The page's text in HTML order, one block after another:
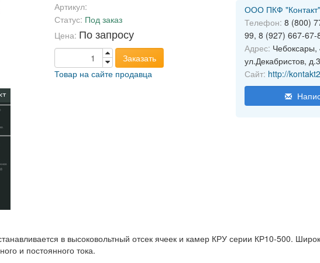
Артикул:
Статус: Под заказ
Цена: По запросу
Заказать
Товар на сайте продавца
ООО ПКФ "Контакт"
Телефон: 8 (800)
99, 8 (927) 667-67-
Адрес: Чебоксары,
ул.Декабристов,
Сайт: http://
в высоковольтный отсек ячеек и камер КРУ серии КР10-500.
и постоянного тока.